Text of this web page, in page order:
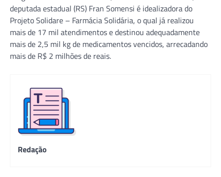
deputada estadual (RS) Fran Somensi é idealizadora do
Projeto Solidare – Farmácia Solidária, o qual já realizou
mais de 17 mil atendimentos e destinou adequadamente
mais de 2,5 mil kg de medicamentos vencidos, arrecadando
mais de R$ 2 milhões de reais.
Redação